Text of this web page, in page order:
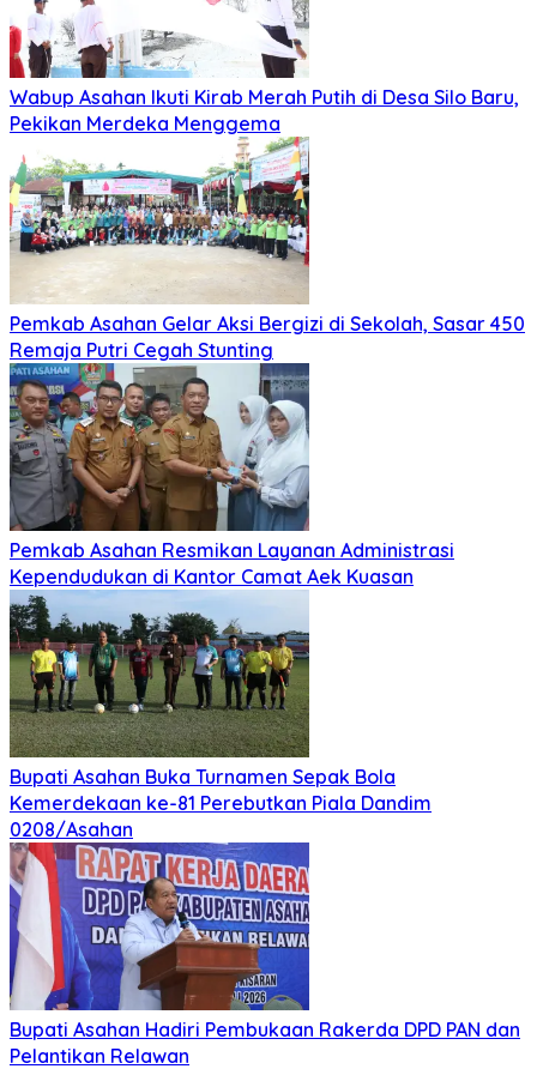
Wabup Asahan Ikuti Kirab Merah Putih di Desa Silo Baru,
Pekikan Merdeka Menggema
Pemkab Asahan Gelar Aksi Bergizi di Sekolah, Sasar 450
Remaja Putri Cegah Stunting
Pemkab Asahan Resmikan Layanan Administrasi
Kependudukan di Kantor Camat Aek Kuasan
Bupati Asahan Buka Turnamen Sepak Bola
Kemerdekaan ke-81 Perebutkan Piala Dandim
0208/Asahan
Bupati Asahan Hadiri Pembukaan Rakerda DPD PAN dan
Pelantikan Relawan